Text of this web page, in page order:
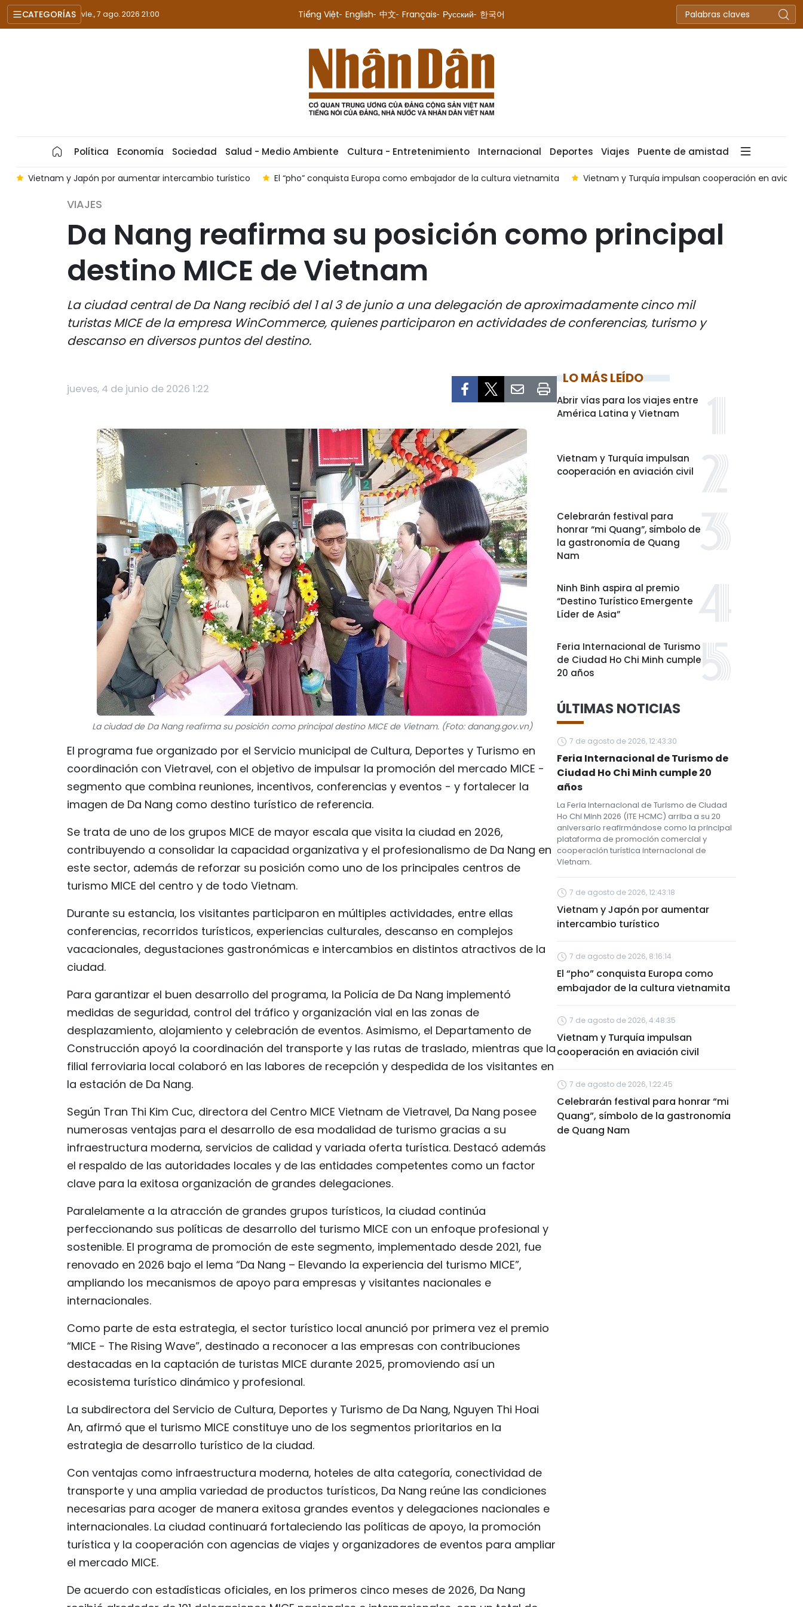
CATEGORÍAS vie., 7 ago. 2026 21:00 Tiếng Việt English 中文 Français Русский 한국어
Política Economía Sociedad Salud - Medio Ambiente Cultura - Entretenimiento Internacional Deportes Viajes Puente de amistad
Vietnam y Japón por aumentar intercambio turístico El “pho” conquista Europa como embajador de la cultura vietnamita Vietnam y Turquía impulsan cooperación en
VIAJES
Da Nang reafirma su posición como principal
destino MICE de Vietnam
La ciudad central de Da Nang recibió del 1 al 3 de junio a una delegación de aproximadamente cinco mil
turistas MICE de la empresa WinCommerce, quienes participaron en actividades de conferencias, turismo y
descanso en diversos puntos del destino.
jueves, 4 de junio de 2026 1:22
La ciudad de Da Nang reafirma su posición como principal destino MICE de Vietnam. (Foto: danang.gov.vn)
El programa fue organizado por el Servicio municipal de Cultura, Deportes y Turismo en
coordinación con Vietravel, con el objetivo de impulsar la promoción del mercado MICE -
segmento que combina reuniones, incentivos, conferencias y eventos - y fortalecer la
imagen de Da Nang como destino turístico de referencia.
Se trata de uno de los grupos MICE de mayor escala que visita la ciudad en 2026,
contribuyendo a consolidar la capacidad organizativa y el profesionalismo de Da Nang en
este sector, además de reforzar su posición como uno de los principales centros de
turismo MICE del centro y de todo Vietnam.
Durante su estancia, los visitantes participaron en múltiples actividades, entre ellas
conferencias, recorridos turísticos, experiencias culturales, descanso en complejos
vacacionales, degustaciones gastronómicas e intercambios en distintos atractivos de la
ciudad.
Para garantizar el buen desarrollo del programa, la Policía de Da Nang implementó
medidas de seguridad, control del tráfico y organización vial en las zonas de
desplazamiento, alojamiento y celebración de eventos. Asimismo, el Departamento de
Construcción apoyó la coordinación del transporte y las rutas de traslado, mientras que la
filial ferroviaria local colaboró en las labores de recepción y despedida de los visitantes en
la estación de Da Nang.
Según Tran Thi Kim Cuc, directora del Centro MICE Vietnam de Vietravel, Da Nang posee
numerosas ventajas para el desarrollo de esa modalidad de turismo gracias a su
infraestructura moderna, servicios de calidad y variada oferta turística. Destacó además
el respaldo de las autoridades locales y de las entidades competentes como un factor
clave para la exitosa organización de grandes delegaciones.
Paralelamente a la atracción de grandes grupos turísticos, la ciudad continúa
perfeccionando sus políticas de desarrollo del turismo MICE con un enfoque profesional y
sostenible. El programa de promoción de este segmento, implementado desde 2021, fue
renovado en 2026 bajo el lema “Da Nang – Elevando la experiencia del turismo MICE”,
ampliando los mecanismos de apoyo para empresas y visitantes nacionales e
internacionales.
Como parte de esta estrategia, el sector turístico local anunció por primera vez el premio
“MICE - The Rising Wave”, destinado a reconocer a las empresas con contribuciones
destacadas en la captación de turistas MICE durante 2025, promoviendo así un
ecosistema turístico dinámico y profesional.
La subdirectora del Servicio de Cultura, Deportes y Turismo de Da Nang, Nguyen Thi Hoai
An, afirmó que el turismo MICE constituye uno de los segmentos prioritarios en la
estrategia de desarrollo turístico de la ciudad.
Con ventajas como infraestructura moderna, hoteles de alta categoría, conectividad de
transporte y una amplia variedad de productos turísticos, Da Nang reúne las condiciones
necesarias para acoger de manera exitosa grandes eventos y delegaciones nacionales e
internacionales. La ciudad continuará fortaleciendo las políticas de apoyo, la promoción
turística y la cooperación con agencias de viajes y organizadores de eventos para ampliar
el mercado MICE.
De acuerdo con estadísticas oficiales, en los primeros cinco meses de 2026, Da Nang
LO MÁS LEÍDO
Abrir vías para los viajes entre
América Latina y Vietnam
Vietnam y Turquía impulsan
cooperación en aviación civil
Celebrarán festival para
honrar “mi Quang”, símbolo de
la gastronomía de Quang
Nam
Ninh Binh aspira al premio
“Destino Turístico Emergente
Líder de Asia”
Feria Internacional de Turismo
de Ciudad Ho Chi Minh cumple
20 años
ÚLTIMAS NOTICIAS
7 de agosto de 2026, 12:43:30
Feria Internacional de Turismo de
Ciudad Ho Chi Minh cumple 20
años
La Feria Internacional de Turismo de Ciudad
Ho Chi Minh 2026 (ITE HCMC) arriba a su 20
aniversario reafirmándose como la principal
plataforma de promoción comercial y
cooperación turística internacional de
Vietnam.
7 de agosto de 2026, 12:43:18
Vietnam y Japón por aumentar
intercambio turístico
7 de agosto de 2026, 8:16:14
El “pho” conquista Europa como
embajador de la cultura vietnamita
7 de agosto de 2026, 4:48:35
Vietnam y Turquía impulsan
cooperación en aviación civil
7 de agosto de 2026, 1:22:45
Celebrarán festival para honrar “mi
Quang”, símbolo de la gastronomía
de Quang Nam